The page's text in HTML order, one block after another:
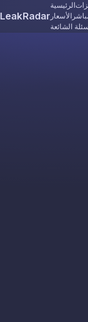
Skip to
LeakRadar
الرئيسية
الأسعار
الشائعة